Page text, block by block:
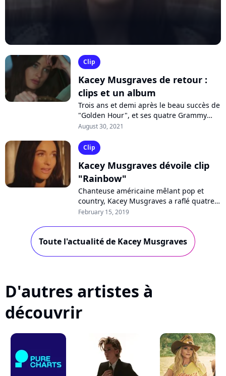
Clip
Kacey Musgraves de retour :
clips et un album
Trois ans et demi après le beau succès de
"Golden Hour", et ses quatre Grammy
Awards, Kacey Musgraves sera de retour
August 30, 2021
Clip
Kacey Musgraves dévoile clip
"Rainbow"
Chanteuse américaine mêlant pop et
country, Kacey Musgraves a raflé quatre
Grammy Awards il y a quelques jours
February 15, 2019
Toute l'actualité de Kacey Musgraves
D'autres artistes à
découvrir